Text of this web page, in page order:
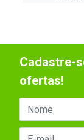
Cadastre-
ofertas!